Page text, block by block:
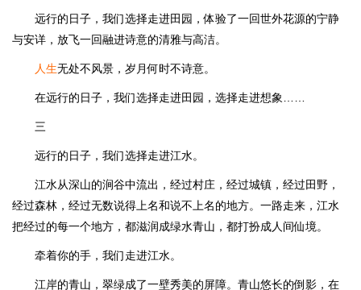
远行的日子，我们选择走进田园，体验了一回世外花源的宁静
与安详，放飞一回融进诗意的清雅与高洁。
人生无处不风景，岁月何时不诗意。
在远行的日子，我们选择走进田园，选择走进想象……
三
远行的日子，我们选择走进江水。
江水从深山的涧谷中流出，经过村庄，经过城镇，经过田野，
经过森林，经过无数说得上名和说不上名的地方。一路走来，江水
把经过的每一个地方，都滋润成绿水青山，都打扮成人间仙境。
牵着你的手，我们走进江水。
江岸的青山，翠绿成了一壁秀美的屏障。青山悠长的倒影，在